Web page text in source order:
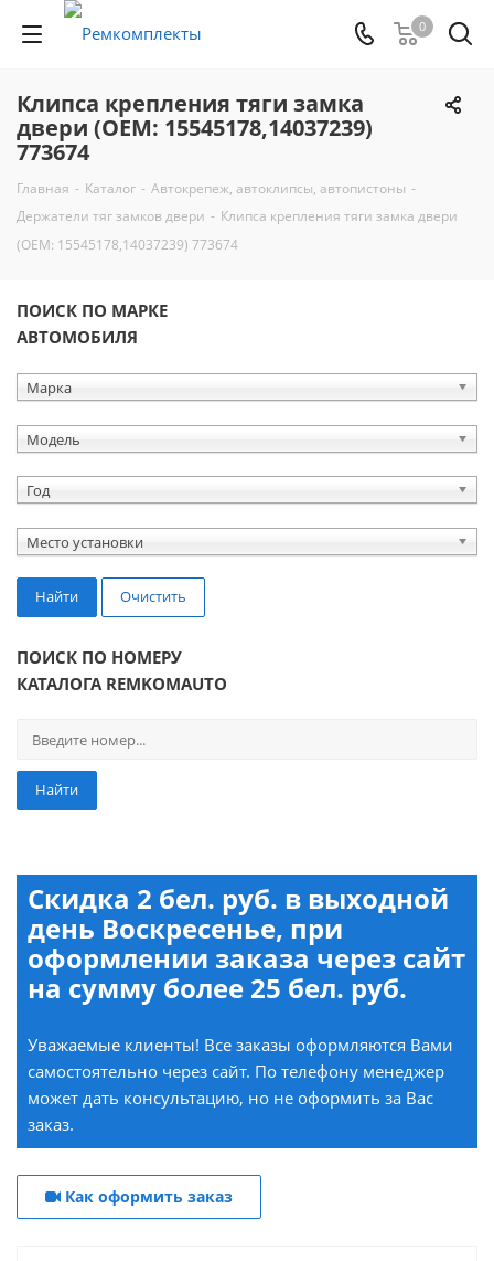
0
Клипса крепления тяги замка
двери (OEM: 15545178,14037239)
773674
Главная - Каталог - Автокрепеж, автоклипсы, автопистоны -
Держатели тяг замков двери - Клипса крепления тяги замка двери
(OEM: 15545178,14037239) 773674
ПОИСК ПО МАРКЕ
АВТОМОБИЛЯ
Марка
Модель
Год
Место установки
Найти Очистить
ПОИСК ПО НОМЕРУ
КАТАЛОГА REMKOMAUTO
Найти
Скидка 2 бел. руб. в выходной
день Воскресенье, при
оформлении заказа через сайт
на сумму более 25 бел. руб.
Уважаемые клиенты! Все заказы оформляются Вами
самостоятельно через сайт. По телефону менеджер
может дать консультацию, но не оформить за Вас
заказ.
Как оформить заказ